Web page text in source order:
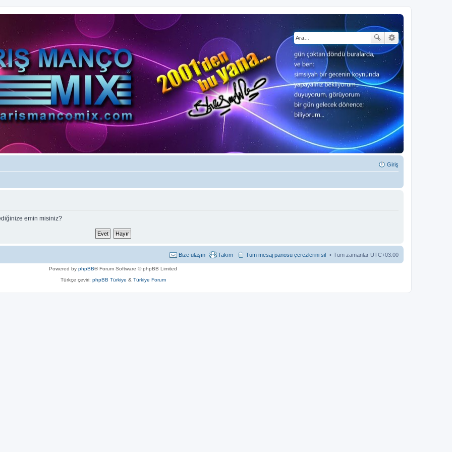
Giriş
emin misiniz?
Tüm zamanlar UTC+03:00
Tüm mesaj panosu çerezlerini sil
Takım
Bize ulaşın
Powered by phpBB® Forum Software © phpBB Limited
Türkçe çeviri: phpBB Türkiye & Türkiye Forum